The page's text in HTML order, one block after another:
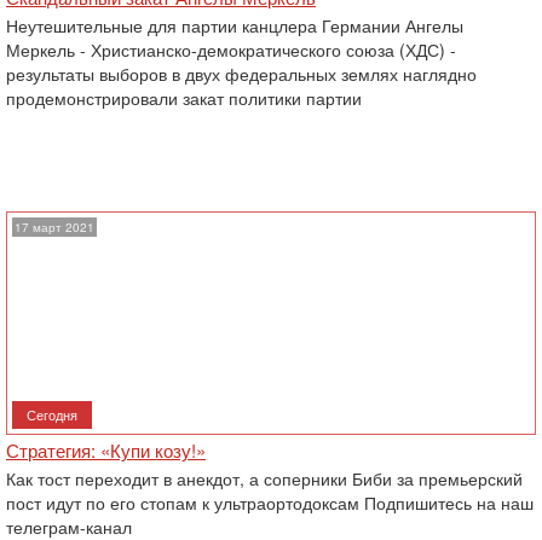
Неутешительные для партии канцлера Германии Ангелы
Меркель - Христианско-демократического союза (ХДС) -
результаты выборов в двух федеральных землях наглядно
продемонстрировали закат политики партии
17 март 2021
Сегодня
Стратегия: «Купи козу!»
Как тост переходит в анекдот, а соперники Биби за премьерский
пост идут по его стопам к ультраортодоксам Подпишитесь на наш
телеграм-канал